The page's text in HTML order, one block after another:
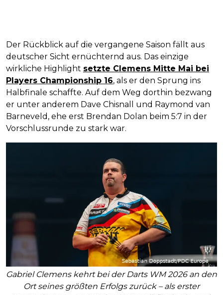
Der Rückblick auf die vergangene Saison fällt aus
deutscher Sicht ernüchternd aus. Das einzige
wirkliche Highlight setzte Clemens Mitte Mai bei
Players Championship 16, als er den Sprung ins
Halbfinale schaffte. Auf dem Weg dorthin bezwang
er unter anderem Dave Chisnall und Raymond van
Barneveld, ehe erst Brendan Dolan beim 5:7 in der
Vorschlussrunde zu stark war.
Gabriel Clemens kehrt bei der Darts WM 2026 an den
Ort seines größten Erfolgs zurück – als erster